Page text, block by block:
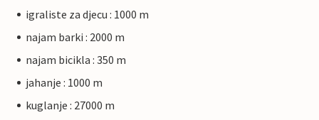
igraliste za djecu : 1000 m
najam barki : 2000 m
najam bicikla : 350 m
jahanje : 1000 m
kuglanje : 27000 m